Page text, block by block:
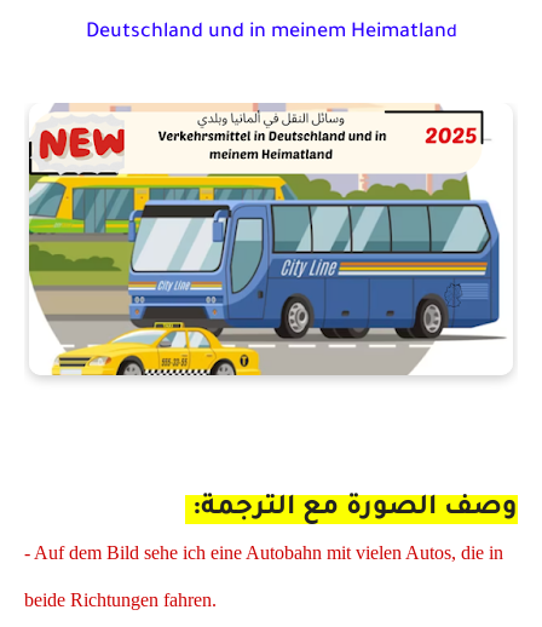
Deutschland und in meinem Heimatland
وصف الصورة مع الترجمة:
- Auf dem Bild sehe ich eine Autobahn mit vielen Autos, die in
beide Richtungen fahren.